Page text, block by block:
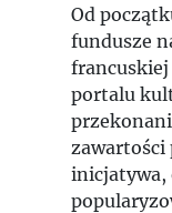
Od
fundusze
portalu
zawartości
inicjatywa,